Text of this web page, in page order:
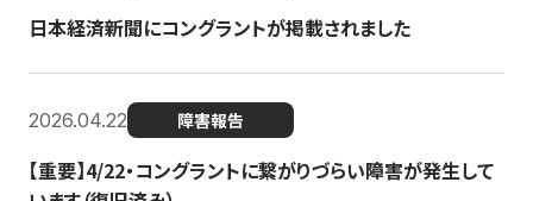
日本経済新聞にコングラントが掲載されました
2026.04.22 障害報告
【重要】4/22・コングラントに繋がりづらい障害が発生して